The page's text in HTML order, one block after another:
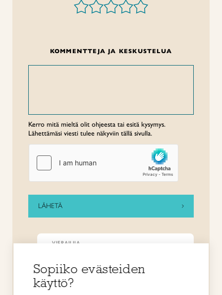
KOMMENTTEJA JA KESKUSTELUA
Kerro mitä mieltä olit ohjeesta tai esitä kysymys.
Lähettämäsi viesti tulee näkyviin tällä sivulla.
VIERAILIJA
että joskus saa selkeän, tarpeeksi
helpon ohjeen.
Sopiiko evästeiden
käyttö?